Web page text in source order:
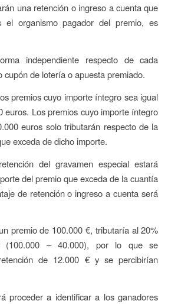
una retención o ingreso a cuenta que
el organismo pagador del premio, es
independiente respecto de cada
cupón de lotería o apuesta premiado.
premios cuyo importe íntegro sea igual
euros. Los premios cuyo importe íntegro
euros solo tributarán respecto de la
exceda de dicho importe.
del gravamen especial estará
del premio que exceda de la cuantía
de retención o ingreso a cuenta será
premio de 100.000 €, tributaría al 20%
(100.000 – 40.000), por lo que se
de 12.000 € y se percibirían
proceder a identificar a los ganadores